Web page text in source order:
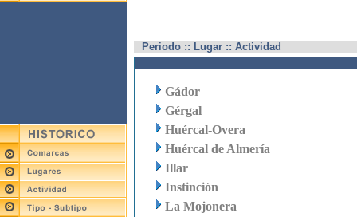
Periodo :: Lugar :: Actividad
Gádor
Gérgal
Huércal-Overa
Huércal de Almería
Illar
Instinción
La Mojonera